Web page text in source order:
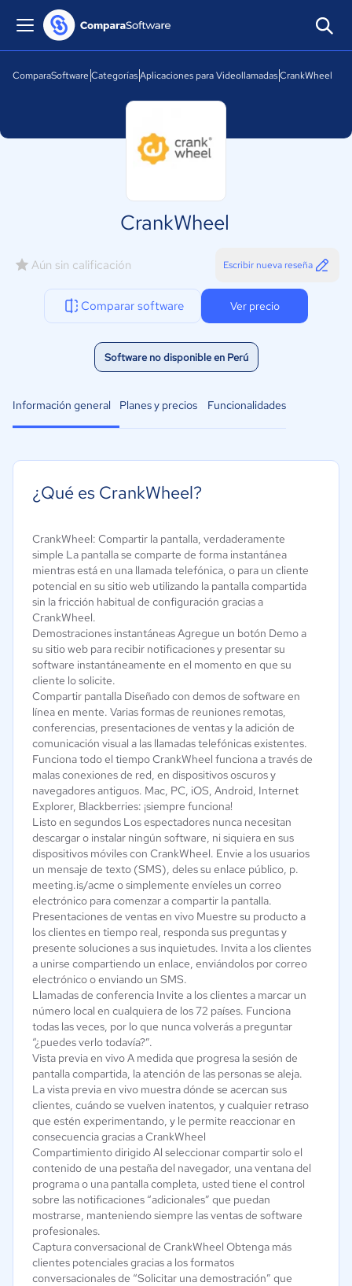
ComparaSoftware CategoríasAplicaciones para VideollamadasCrankWheel
CrankWheel
Aún sin calificación Escribir nueva reseña
Comparar software Ver precio
Software no disponible en Perú
Información general Planes y precios Funcionalidades
¿Qué es CrankWheel?
CrankWheel: Compartir la pantalla, verdaderamente
simple La pantalla se comparte de forma instantánea
mientras está en una llamada telefónica, o para un cliente
potencial en su sitio web utilizando la pantalla compartida
sin la fricción habitual de configuración gracias a
CrankWheel.
Demostraciones instantáneas Agregue un botón Demo a
su sitio web para recibir notificaciones y presentar su
software instantáneamente en el momento en que su
cliente lo solicite.
Compartir pantalla Diseñado con demos de software en
línea en mente. Varias formas de reuniones remotas,
conferencias, presentaciones de ventas y la adición de
comunicación visual a las llamadas telefónicas existentes.
Funciona todo el tiempo CrankWheel funciona a través de
malas conexiones de red, en dispositivos oscuros y
navegadores antiguos. Mac, PC, iOS, Android, Internet
Explorer, Blackberries: ¡siempre funciona!
Listo en segundos Los espectadores nunca necesitan
descargar o instalar ningún software, ni siquiera en sus
dispositivos móviles con CrankWheel. Envie a los usuarios
un mensaje de texto (SMS), deles su enlace público, p.
meeting.is/acme o simplemente envíeles un correo
electrónico para comenzar a compartir la pantalla.
Presentaciones de ventas en vivo Muestre su producto a
los clientes en tiempo real, responda sus preguntas y
presente soluciones a sus inquietudes. Invita a los clientes
a unirse compartiendo un enlace, enviándolos por correo
electrónico o enviando un SMS.
Llamadas de conferencia Invite a los clientes a marcar un
número local en cualquiera de los 72 países. Funciona
todas las veces, por lo que nunca volverás a preguntar
“¿puedes verlo todavía?”.
Vista previa en vivo A medida que progresa la sesión de
pantalla compartida, la atención de las personas se aleja.
La vista previa en vivo muestra dónde se acercan sus
clientes, cuándo se vuelven inatentos, y cualquier retraso
que estén experimentando, y le permite reaccionar en
consecuencia gracias a CrankWheel
Compartimiento dirigido Al seleccionar compartir solo el
contenido de una pestaña del navegador, una ventana del
programa o una pantalla completa, usted tiene el control
sobre las notificaciones “adicionales” que puedan
mostrarse, manteniendo siempre las ventas de software
profesionales.
Captura conversacional de CrankWheel Obtenga más
clientes potenciales gracias a los formatos
conversacionales de “Solicitar una demostración” que